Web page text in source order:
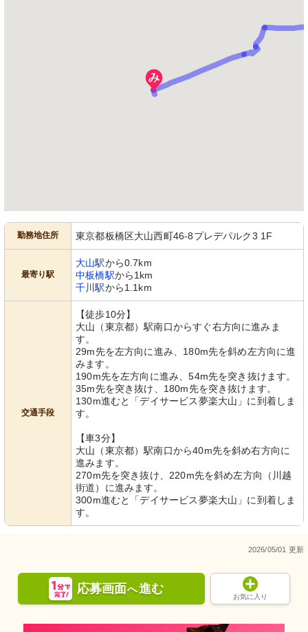
勤務地住所 東京都板橋区大山西町46-8プレデパルク3 1F
最寄り駅
大山駅から0.7km
中板橋駅から1km
千川駅から1.1km
交通手段
【徒歩10分】
大山（東京都）駅南口からすぐ右方向に進みま
す。
29m先を左方向に進み、180m先を斜め左方向に進
みます。
190m先を左方向に進み、54m先を突き抜けます。
35m先を突き抜け、180m先を突き抜けます。
130m進むと「デイサービス夢楽大山」に到着しま
す。
【車3分】
大山（東京都）駅南口から40m先を斜め右方向に
進みます。
270m先を突き抜け、220m先を斜め左方向（川越
街道）に進みます。
300m進むと「デイサービス夢楽大山」に到着しま
す。
2026/05/01 更新
応募画面へ進む
お気に入り